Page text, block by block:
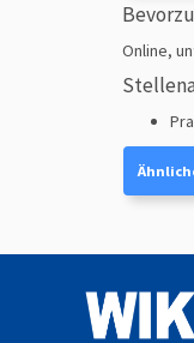
Online,